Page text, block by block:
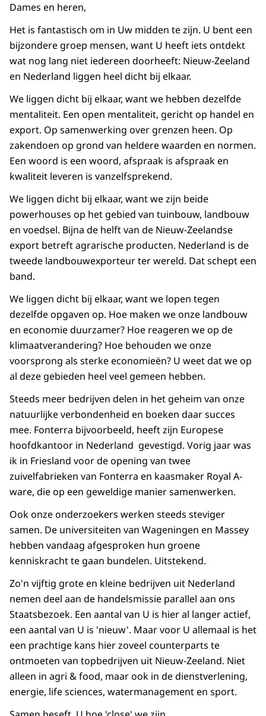
Dames en heren,
Het is fantastisch om in Uw midden te zijn. U bent een
bijzondere groep mensen, want U heeft iets ontdekt
wat nog lang niet iedereen doorheeft: Nieuw-Zeeland
en Nederland liggen heel dicht bij elkaar.
We liggen dicht bij elkaar, want we hebben dezelfde
mentaliteit. Een open mentaliteit, gericht op handel en
export. Op samenwerking over grenzen heen. Op
zakendoen op grond van heldere waarden en normen.
Een woord is een woord, afspraak is afspraak en
kwaliteit leveren is vanzelfsprekend.
We liggen dicht bij elkaar, want we zijn beide
powerhouses op het gebied van tuinbouw, landbouw
en voedsel. Bijna de helft van de Nieuw-Zeelandse
export betreft agrarische producten. Nederland is de
tweede landbouwexporteur ter wereld. Dat schept een
band.
We liggen dicht bij elkaar, want we lopen tegen
dezelfde opgaven op. Hoe maken we onze landbouw
en economie duurzamer? Hoe reageren we op de
klimaatverandering? Hoe behouden we onze
voorsprong als sterke economieën? U weet dat we op
al deze gebieden heel veel gemeen hebben.
Steeds meer bedrijven delen in het geheim van onze
natuurlijke verbondenheid en boeken daar succes
mee. Fonterra bijvoorbeeld, heeft zijn Europese
hoofdkantoor in Nederland gevestigd. Vorig jaar was
ik in Friesland voor de opening van twee
zuivelfabrieken van Fonterra en kaasmaker Royal A-
ware, die op een geweldige manier samenwerken.
Ook onze onderzoekers werken steeds steviger
samen. De universiteiten van Wageningen en Massey
hebben vandaag afgesproken hun groene
kenniskracht te gaan bundelen. Uitstekend.
Zo'n vijftig grote en kleine bedrijven uit Nederland
nemen deel aan de handelsmissie parallel aan ons
Staatsbezoek. Een aantal van U is hier al langer actief,
een aantal van U is 'nieuw'. Maar voor U allemaal is het
een prachtige kans hier zoveel counterparts te
ontmoeten van topbedrijven uit Nieuw-Zeeland. Niet
alleen in agri & food, maar ook in de dienstverlening,
energie, life sciences, watermanagement en sport.